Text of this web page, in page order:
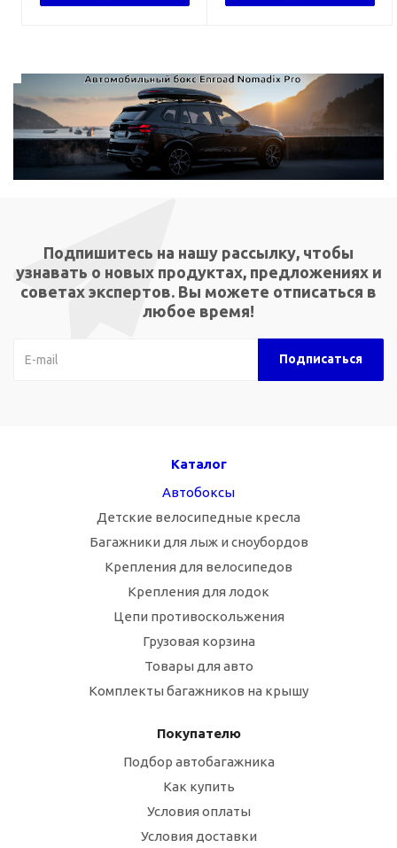
Подпишитесь на нашу рассылку, чтобы
узнавать о новых продуктах, предложениях и
советах экспертов. Вы можете отписаться в
любое время!
Каталог
Автобоксы
Детские велосипедные кресла
Багажники для лыж и сноубордов
Крепления для велосипедов
Крепления для лодок
Цепи противоскольжения
Грузовая корзина
Товары для авто
Комплекты багажников на крышу
Покупателю
Подбор автобагажника
Как купить
Условия оплаты
Условия доставки